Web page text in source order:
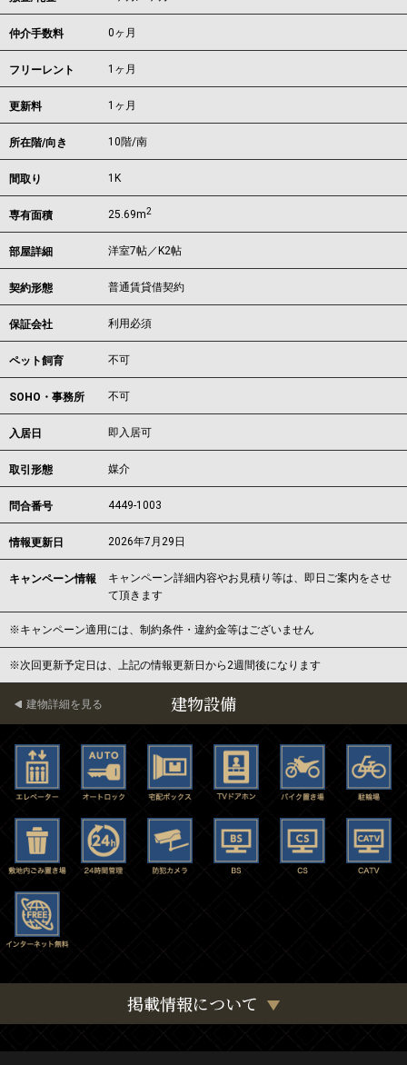
仲介手数料 0ヶ月
フリーレント 1ヶ月
更新料 1ヶ月
所在階/向き 10階/南
間取り 1K
専有面積 25.69m2
部屋詳細 洋室7帖／K2帖
契約形態 普通賃貸借契約
保証会社 利用必須
ペット飼育 不可
SOHO・事務所 不可
入居日 即入居可
取引形態 媒介
問合番号 4449-1003
情報更新日 2026年7月29日
キャンペーン情報
キャンペーン詳細内容やお見積り等は、即日ご案内をさせ
て頂きます
※キャンペーン適用には、制約条件・違約金等はございません
※次回更新予定日は、上記の情報更新日から2週間後になります
建物設備
建物詳細を見る
掲載情報について